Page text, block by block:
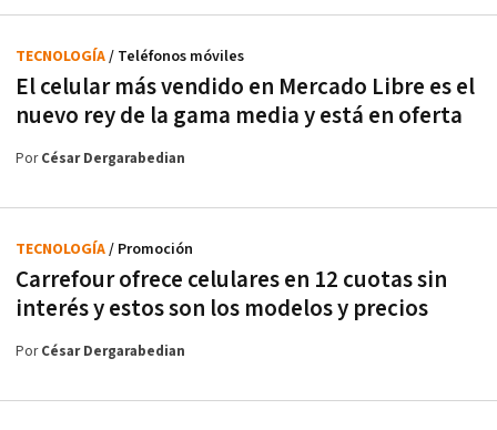
El celular más vendido en Mercado Libre es el
nuevo rey de la gama media y está en oferta
TECNOLOGÍA/ Teléfonos móviles
PorCésar Dergarabedian
Carrefour ofrece celulares en 12 cuotas sin
interés y estos son los modelos y precios
TECNOLOGÍA/ Promoción
PorCésar Dergarabedian